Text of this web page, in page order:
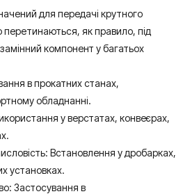
для передачі крутного
як правило, під
компонент у багатьох
в прокатних станах,
обладнанні.
у верстатах, конвеєрах,
Встановлення у дробарках,
установках.
Застосування в